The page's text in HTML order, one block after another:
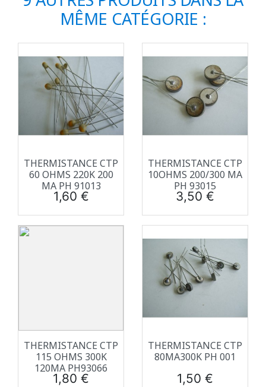
MÊME CATÉGORIE :
THERMISTANCE CTP
60 OHMS 220K 200
MA PH 91013
Prix
1,60 €
THERMISTANCE CTP
10OHMS 200/300 MA
PH 93015
Prix
3,50 €
THERMISTANCE CTP
115 OHMS 300K
120MA PH93066
Prix
1,80 €
THERMISTANCE CTP
80MA300K PH 001
Prix
1,50 €